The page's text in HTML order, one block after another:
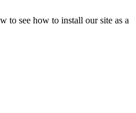
to see how to install our site as a